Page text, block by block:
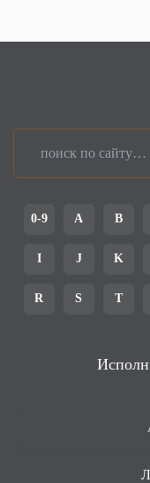
0-9 A B
I J K
R S T